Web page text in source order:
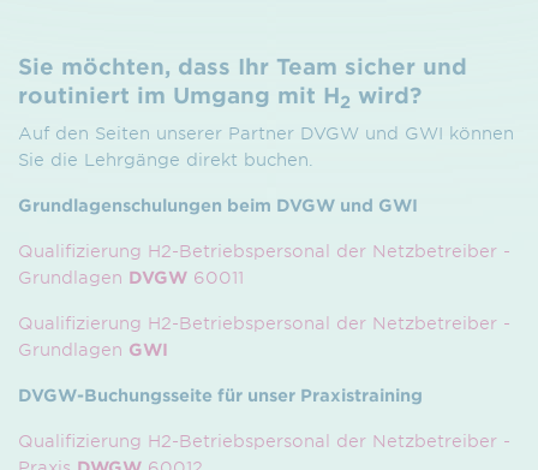
Sie möchten, dass Ihr Team sicher und
routiniert im Umgang mit H2 wird?
Auf den Seiten unserer Partner DVGW und GWI können
Sie die Lehrgänge direkt buchen.
Grundlagenschulungen beim DVGW und GWI
Qualifizierung H2-Betriebspersonal der Netzbetreiber -
Grundlagen DVGW 60011
Qualifizierung H2-Betriebspersonal der Netzbetreiber -
Grundlagen GWI
DVGW-Buchungsseite für unser Praxistraining
Qualifizierung H2-Betriebspersonal der Netzbetreiber -